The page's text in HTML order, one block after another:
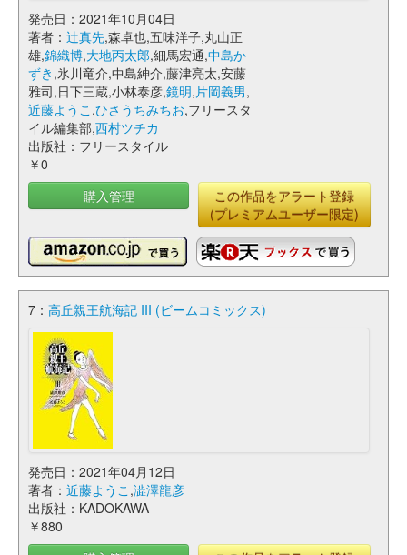
発売日：2021年10月04日
著者： 辻真先,森卓也,五味洋子,丸山正
雄,錦織博,大地丙太郎,細馬宏通,中島か
ずき ,氷川竜介,中島紳介,藤津亮太,安藤
雅司,日下三蔵,小林泰彦,鏡明,片岡義男,
近藤ようこ ,ひさうちみちお,フリースタ
イル編集部,西村ツチカ
出版社：フリースタイル
￥0
購入管理
この作品をアラート登録
(プレミアムユーザー限定)
7： 高丘親王航海記 III (ビームコミックス)
発売日：2021年04月12日
著者： 近藤ようこ ,澁澤龍彦
出版社：KADOKAWA
￥880